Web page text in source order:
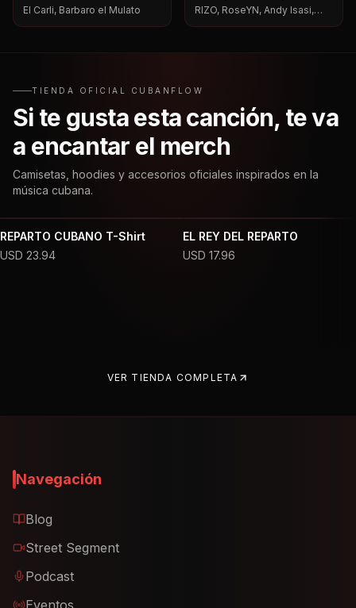
El Carli, Barbaro el Mulato
RIZO, RoseYN, Andy Isasi,
TIENDA OFICIAL CUBANFLOW
Si te gusta esta canción, te va
a encantar el merch
Camisetas, hoodies y accesorios oficiales inspirados en la
música cubana.
REPARTO CUBANO T-Shirt
USD 23.94
EL REY DEL REPARTO
USD 17.96
VER TIENDA COMPLETA
Navegación
Blog
Street Segment
Podcast
Eventos